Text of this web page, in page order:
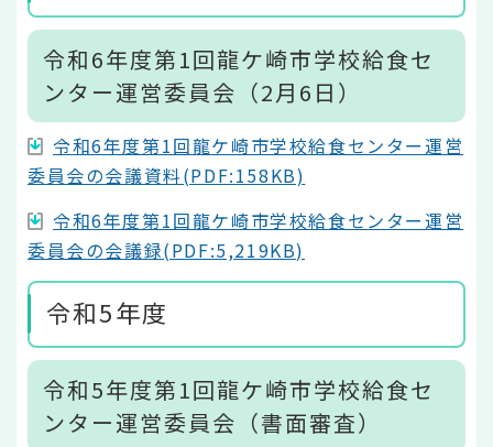
令和6年度第1回龍ケ崎市学校給食セ
ンター運営委員会（2月6日）
令和6年度第1回龍ケ崎市学校給食センター運営
委員会の会議資料(PDF:158KB)
令和6年度第1回龍ケ崎市学校給食センター運営
委員会の会議録(PDF:5,219KB)
令和5年度
令和5年度第1回龍ケ崎市学校給食セ
ンター運営委員会（書面審査）